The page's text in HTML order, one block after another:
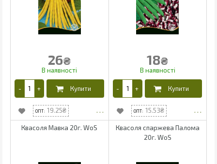
26₴
19.25
18₴
15.53
Квасоля Мавка 20г. WoS
Квасоля спаржева Палома
20г. WoS